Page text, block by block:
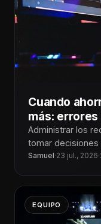
Cuando
más:
tecnología
Administrar los
tomar decisiones
responder a una
Samuel·23 jul., 2026·
EQUIPO